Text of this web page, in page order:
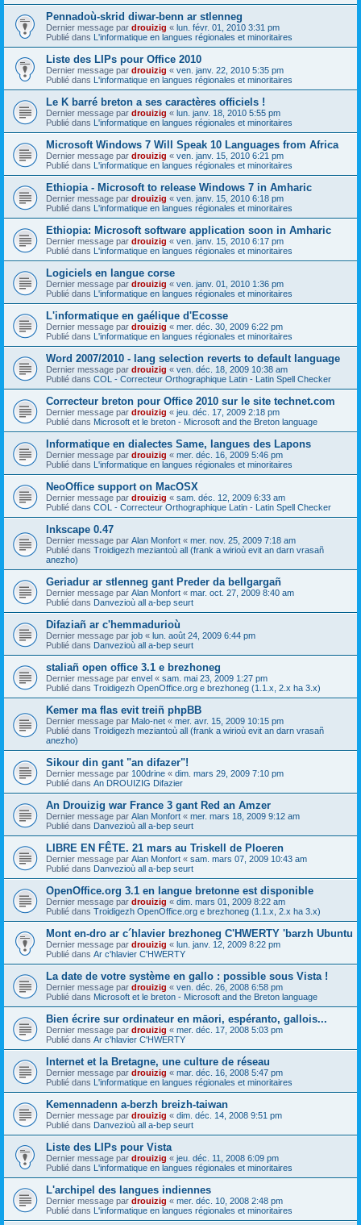
Pennadoù-skrid diwar-benn ar stlenneg
Dernier message par drouizig « lun. févr. 01, 2010 3:31 pm
Publié dans L'informatique en langues régionales et minoritaires
Liste des LIPs pour Office 2010
Dernier message par drouizig « ven. janv. 22, 2010 5:35 pm
Publié dans L'informatique en langues régionales et minoritaires
Le K barré breton a ses caractères officiels !
Dernier message par drouizig « lun. janv. 18, 2010 5:55 pm
Publié dans L'informatique en langues régionales et minoritaires
Microsoft Windows 7 Will Speak 10 Languages from Africa
Dernier message par drouizig « ven. janv. 15, 2010 6:21 pm
Publié dans L'informatique en langues régionales et minoritaires
Ethiopia - Microsoft to release Windows 7 in Amharic
Dernier message par drouizig « ven. janv. 15, 2010 6:18 pm
Publié dans L'informatique en langues régionales et minoritaires
Ethiopia: Microsoft software application soon in Amharic
Dernier message par drouizig « ven. janv. 15, 2010 6:17 pm
Publié dans L'informatique en langues régionales et minoritaires
Logiciels en langue corse
Dernier message par drouizig « ven. janv. 01, 2010 1:36 pm
Publié dans L'informatique en langues régionales et minoritaires
L'informatique en gaélique d'Ecosse
Dernier message par drouizig « mer. déc. 30, 2009 6:22 pm
Publié dans L'informatique en langues régionales et minoritaires
Word 2007/2010 - lang selection reverts to default language
Dernier message par drouizig « ven. déc. 18, 2009 10:38 am
Publié dans COL - Correcteur Orthographique Latin - Latin Spell Checker
Correcteur breton pour Office 2010 sur le site technet.com
Dernier message par drouizig « jeu. déc. 17, 2009 2:18 pm
Publié dans Microsoft et le breton - Microsoft and the Breton language
Informatique en dialectes Same, langues des Lapons
Dernier message par drouizig « mer. déc. 16, 2009 5:46 pm
Publié dans L'informatique en langues régionales et minoritaires
NeoOffice support on MacOSX
Dernier message par drouizig « sam. déc. 12, 2009 6:33 am
Publié dans COL - Correcteur Orthographique Latin - Latin Spell Checker
Inkscape 0.47
Dernier message par Alan Monfort « mer. nov. 25, 2009 7:18 am
Publié dans Troidigezh meziantoù all (frank a wirioù evit an darn vrasañ
anezho)
Geriadur ar stlenneg gant Preder da bellgargañ
Dernier message par Alan Monfort « mar. oct. 27, 2009 8:40 am
Publié dans Danvezioù all a-bep seurt
Difaziañ ar c'hemmadurioù
Dernier message par job « lun. août 24, 2009 6:44 pm
Publié dans Danvezioù all a-bep seurt
staliañ open office 3.1 e brezhoneg
Dernier message par envel « sam. mai 23, 2009 1:27 pm
Publié dans Troidigezh OpenOffice.org e brezhoneg (1.1.x, 2.x ha 3.x)
Kemer ma flas evit treiñ phpBB
Dernier message par Malo-net « mer. avr. 15, 2009 10:15 pm
Publié dans Troidigezh meziantoù all (frank a wirioù evit an darn vrasañ
anezho)
Sikour din gant "an difazer"!
Dernier message par 100drine « dim. mars 29, 2009 7:10 pm
Publié dans An DROUIZIG Difazier
An Drouizig war France 3 gant Red an Amzer
Dernier message par Alan Monfort « mer. mars 18, 2009 9:12 am
Publié dans Danvezioù all a-bep seurt
LIBRE EN FÊTE. 21 mars au Triskell de Ploeren
Dernier message par Alan Monfort « sam. mars 07, 2009 10:43 am
Publié dans Danvezioù all a-bep seurt
OpenOffice.org 3.1 en langue bretonne est disponible
Dernier message par drouizig « dim. mars 01, 2009 8:22 am
Publié dans Troidigezh OpenOffice.org e brezhoneg (1.1.x, 2.x ha 3.x)
Mont en-dro ar c´hlavier brezhoneg C'HWERTY 'barzh Ubuntu
Dernier message par drouizig « lun. janv. 12, 2009 8:22 pm
Publié dans Ar c'hlavier C'HWERTY
La date de votre système en gallo : possible sous Vista !
Dernier message par drouizig « ven. déc. 26, 2008 6:58 pm
Publié dans Microsoft et le breton - Microsoft and the Breton language
Bien écrire sur ordinateur en māori, espéranto, gallois...
Dernier message par drouizig « mer. déc. 17, 2008 5:03 pm
Publié dans Ar c'hlavier C'HWERTY
Internet et la Bretagne, une culture de réseau
Dernier message par drouizig « mar. déc. 16, 2008 5:47 pm
Publié dans L'informatique en langues régionales et minoritaires
Kemennadenn a-berzh breizh-taiwan
Dernier message par drouizig « dim. déc. 14, 2008 9:51 pm
Publié dans Danvezioù all a-bep seurt
Liste des LIPs pour Vista
Dernier message par drouizig « jeu. déc. 11, 2008 6:09 pm
Publié dans L'informatique en langues régionales et minoritaires
L'archipel des langues indiennes
Dernier message par drouizig « mer. déc. 10, 2008 2:48 pm
Publié dans L'informatique en langues régionales et minoritaires